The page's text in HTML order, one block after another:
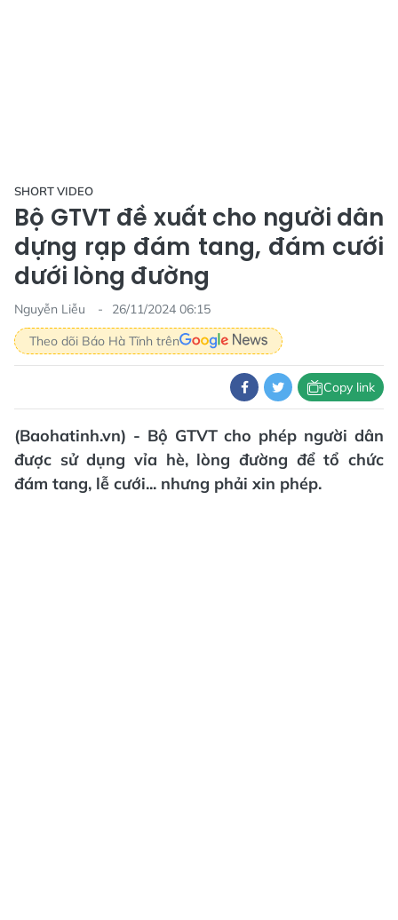
SHORT VIDEO
Bộ GTVT đề xuất cho người dân
dựng rạp đám tang, đám cưới
dưới lòng đường
Nguyễn Liễu
26/11/2024 06:15
Theo dõi Báo Hà Tĩnh trên
Copy link
(Baohatinh.vn) - Bộ GTVT cho phép người dân
được sử dụng vỉa hè, lòng đường để tổ chức
đám tang, lễ cưới... nhưng phải xin phép.